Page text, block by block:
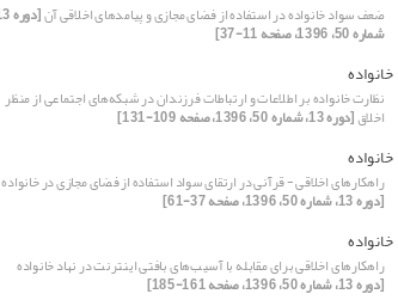
ضعف سواد خانواده در استفاده از فضای مجازی و پیامدهای اخلاقی آن
شماره 50، 1396، صفحه 11-37]
خانواده
نظارت خانواده بر اطلاعات و ارتباطات فرزندان در شبکه‌های اجتماعی از منظر
اخلاق[دوره 13، شماره 50، 1396، صفحه 109-131]
خانواده
راهکارهای اخلاقی - قرآنی در ارتقای سواد استفاده از فضای مجازی در خانواده
[دوره 13، شماره 50، 1396، صفحه 37-61]
خانواده
راهکارهای اخلاقی برای مقابله با آسیب‌های بافتی اینترنت در نهاد خانواده
[دوره 13، شماره 50، 1396، صفحه 161-185]